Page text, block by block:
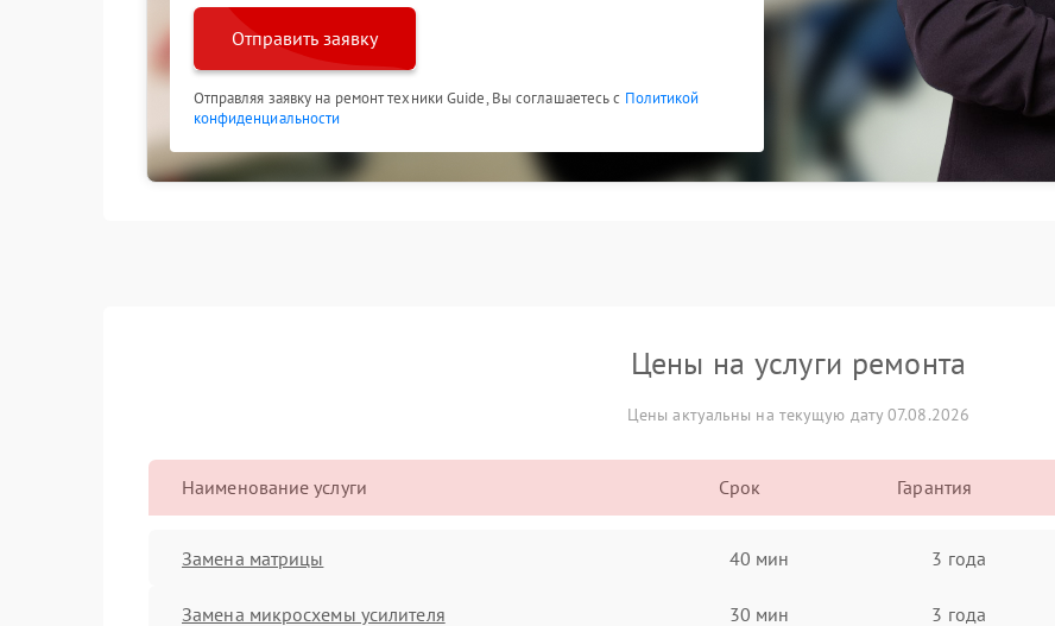
Отправить заявку
Отправляя заявку на ремонт техники Guide, Вы соглашаетесь с Политикой
конфиденциальности
Цены на услуги ремонта
Цены актуальны на текущую дату 07.08.2026
Наименование услуги Срок Гарантия
Замена матрицы 40 мин 3 года
Замена микросхемы усилителя 30 мин 3 года